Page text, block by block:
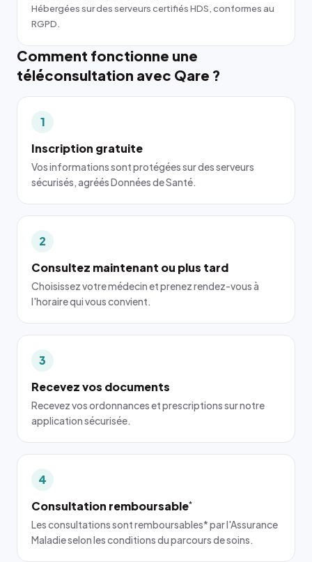
Hébergées sur des serveurs certifiés HDS, conformes au
RGPD.
Comment fonctionne une
téléconsultation avec Qare ?
1
Inscription gratuite
Vos informations sont protégées sur des serveurs
sécurisés, agréés Données de Santé.
2
Consultez maintenant ou plus tard
Choisissez votre médecin et prenez rendez-vous à
l'horaire qui vous convient.
3
Recevez vos documents
Recevez vos ordonnances et prescriptions sur notre
application sécurisée.
4
Consultation remboursable*
Les consultations sont remboursables* par l'Assurance
Maladie selon les conditions du parcours de soins.